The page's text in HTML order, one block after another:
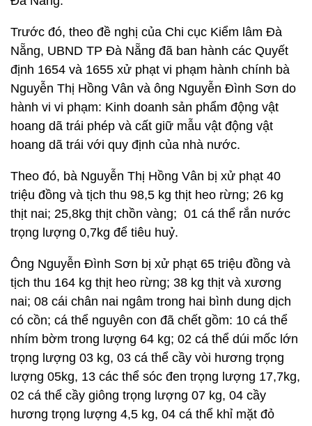
Trước đó, theo đề nghị của Chi cục Kiểm lâm Đà
Nẵng, UBND TP Đà Nẵng đã ban hành các Quyết
định 1654 và 1655 xử phạt vi phạm hành chính bà
Nguyễn Thị Hồng Vân và ông Nguyễn Đình Sơn do
hành vi vi phạm: Kinh doanh sản phẩm động vật
hoang dã trái phép và cất giữ mẫu vật động vật
hoang dã trái với quy định của nhà nước.
Theo đó, bà Nguyễn Thị Hồng Vân bị xử phạt 40
triệu đồng và tịch thu 98,5 kg thịt heo rừng; 26 kg
thịt nai; 25,8kg thịt chồn vàng; 01 cá thể rắn nước
trọng lượng 0,7kg để tiêu huỷ.
Ông Nguyễn Đình Sơn bị xử phạt 65 triệu đồng và
tịch thu 164 kg thịt heo rừng; 38 kg thịt và xương
nai; 08 cái chân nai ngâm trong hai bình dung dịch
có cồn; cá thể nguyên con đã chết gồm: 10 cá thể
nhím bờm trong lượng 64 kg; 02 cá thể dúi mốc lớn
trọng lượng 03 kg, 03 cá thể cầy vòi hương trọng
lượng 05kg, 13 các thể sóc đen trọng lượng 17,7kg,
02 cá thể cầy giông trọng lượng 07 kg, 04 cầy
hương trọng lượng 4,5 kg, 04 cá thể khỉ mặt đỏ